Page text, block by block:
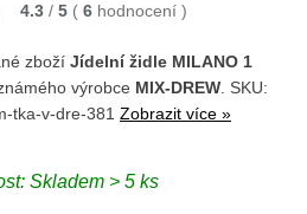
4.3 / 5 ( 6 hodnocení )
zboží Jídelní židle MILANO 1
výrobce MIX-DREW . SKU:
tka-v-dre-381 Zobrazit více »
Skladem > 5 ks